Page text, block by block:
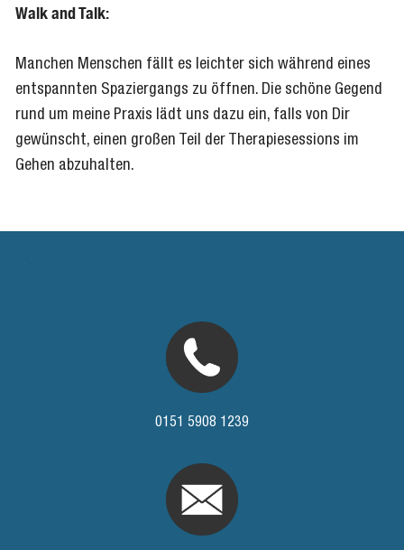
Walk and Talk:
Manchen Menschen fällt es leichter sich während eines
entspannten Spaziergangs zu öffnen. Die schöne Gegend
rund um meine Praxis lädt uns dazu ein, falls von Dir
gewünscht, einen großen Teil der Therapiesessions im
Gehen abzuhalten.
.
0151 5908 1239